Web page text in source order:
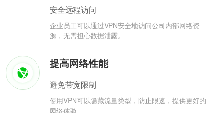
安全远程访问
企业员工可以通过VPN安全地访问公司内部网络资
源，无需担心数据泄露。
提高网络性能
避免带宽限制
使用VPN可以隐藏流量类型，防止限速，提供更好的
网络体验。